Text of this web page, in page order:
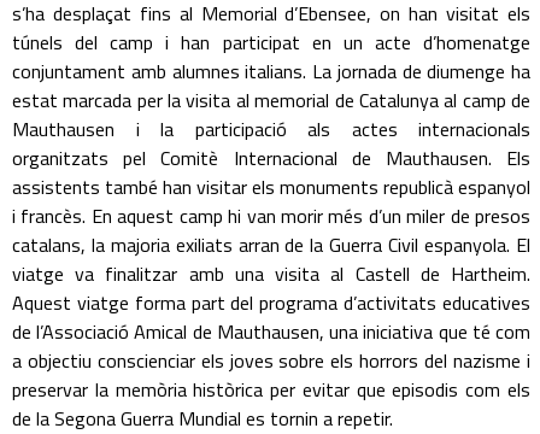
s’ha desplaçat fins al Memorial d’Ebensee, on han visitat els
túnels del camp i han participat en un acte d’homenatge
conjuntament amb alumnes italians. La jornada de diumenge ha
estat marcada per la visita al memorial de Catalunya al camp de
Mauthausen i la participació als actes internacionals
organitzats pel Comitè Internacional de Mauthausen. Els
assistents també han visitar els monuments republicà espanyol
i francès. En aquest camp hi van morir més d’un miler de presos
catalans, la majoria exiliats arran de la Guerra Civil espanyola. El
viatge va finalitzar amb una visita al Castell de Hartheim.
Aquest viatge forma part del programa d’activitats educatives
de l’Associació Amical de Mauthausen, una iniciativa que té com
a objectiu conscienciar els joves sobre els horrors del nazisme i
preservar la memòria històrica per evitar que episodis com els
de la Segona Guerra Mundial es tornin a repetir.